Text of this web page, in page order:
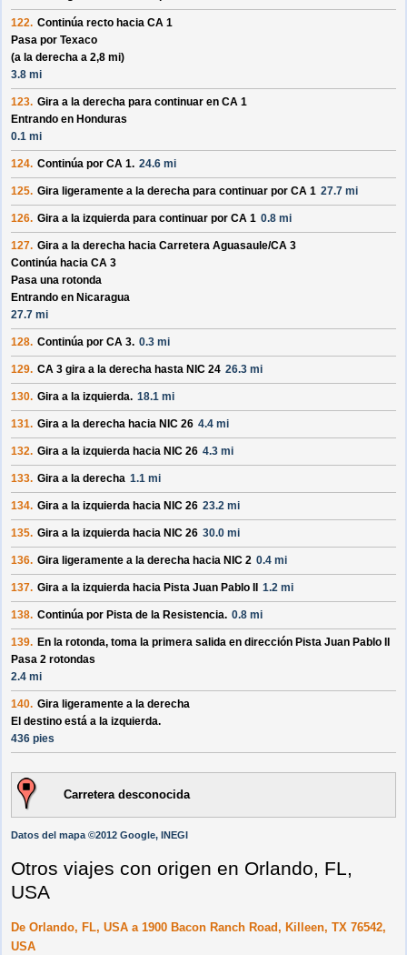
122. Continúa recto hacia CA 1
Pasa por Texaco
(a la derecha a 2,8 mi)
3.8 mi
123. Gira a la derecha para continuar en CA 1
Entrando en Honduras
0.1 mi
124. Continúa por CA 1. 24.6 mi
125. Gira ligeramente a la derecha para continuar por CA 1 27.7 mi
126. Gira a la izquierda para continuar por CA 1 0.8 mi
127. Gira a la derecha hacia Carretera Aguasaule/CA 3
Continúa hacia CA 3
Pasa una rotonda
Entrando en Nicaragua
27.7 mi
128. Continúa por CA 3. 0.3 mi
129. CA 3 gira a la derecha hasta NIC 24 26.3 mi
130. Gira a la izquierda. 18.1 mi
131. Gira a la derecha hacia NIC 26 4.4 mi
132. Gira a la izquierda hacia NIC 26 4.3 mi
133. Gira a la derecha 1.1 mi
134. Gira a la izquierda hacia NIC 26 23.2 mi
135. Gira a la izquierda hacia NIC 26 30.0 mi
136. Gira ligeramente a la derecha hacia NIC 2 0.4 mi
137. Gira a la izquierda hacia Pista Juan Pablo II 1.2 mi
138. Continúa por Pista de la Resistencia. 0.8 mi
139. En la rotonda, toma la primera salida en dirección Pista Juan Pablo II
Pasa 2 rotondas
2.4 mi
140. Gira ligeramente a la derecha
El destino está a la izquierda.
436 pies
Carretera desconocida
Datos del mapa ©2012 Google, INEGI
Otros viajes con origen en Orlando, FL,
USA
De Orlando, FL, USA a 1900 Bacon Ranch Road, Killeen, TX 76542,
USA